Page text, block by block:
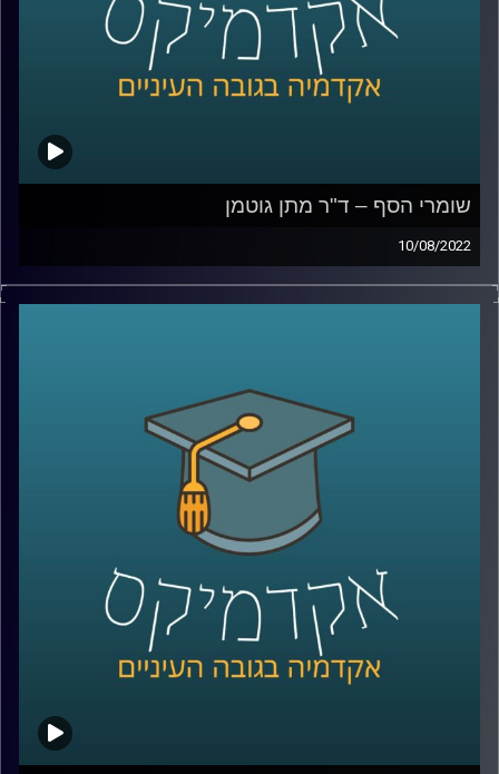
שומרי הסף – ד"ר מתן גוטמן
10/08/2022
מי מנהל את מדינת ישראל? מי קובע את המדיניות של
הממשלה? "מי הבוס"? – עובדי הציבור או נבחרי הציבור? על
בפרק הזה של אקדמיקס התארח ד"ר מתן גוטמן מרצה הקורס
שומרי הסף בבית הספר למשפטים לדבר על הנושאים האלו
ואיך הם קשורים לשיטת המשטר הישראלית.
קרדיט תמונות:AudioVersity